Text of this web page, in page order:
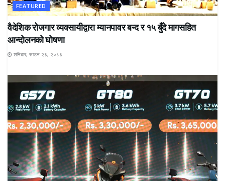
FEATURED
वैदेशिक रोजगार व्यवसायीद्वारा म्यानपावर बन्द र १५ बुँदे मागसहित
आन्दोलनको घोषणा
शनिबार, साउन २३, २०८३